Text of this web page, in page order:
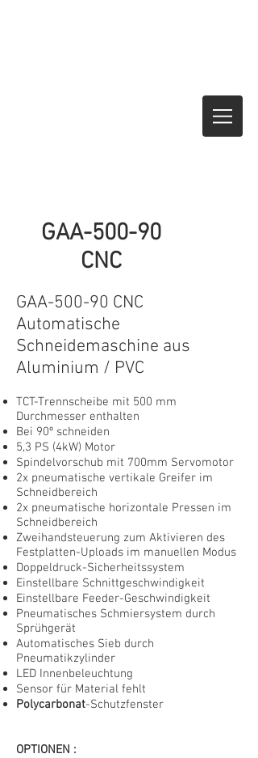
GAA-500-90
CNC
GAA-500-90 CNC
Automatische
Schneidemaschine aus
Aluminium / PVC
TCT-Trennscheibe mit 500 mm
Durchmesser enthalten
Bei 90º schneiden
5,3 PS (4kW) Motor
Spindelvorschub mit 700mm Servomotor
2x pneumatische vertikale Greifer im
Schneidbereich
2x pneumatische horizontale Pressen im
Schneidbereich
Zweihandsteuerung zum Aktivieren des
Festplatten-Uploads im manuellen Modus
Doppeldruck-Sicherheitssystem
Einstellbare Schnittgeschwindigkeit
Einstellbare Feeder-Geschwindigkeit
Pneumatisches Schmiersystem durch
Sprühgerät
Automatisches Sieb durch
Pneumatikzylinder
LED Innenbeleuchtung
Sensor für Material fehlt
Polycarbonat-Schutzfenster
OPTIONEN :